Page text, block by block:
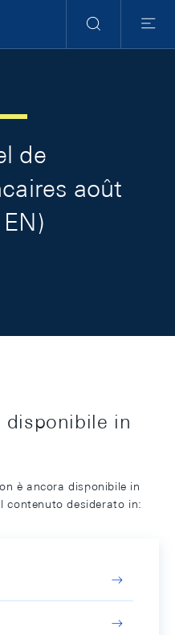
Ricerca
Menu
de
août
disponibile in
è ancora disponibile in
contenuto desiderato in: